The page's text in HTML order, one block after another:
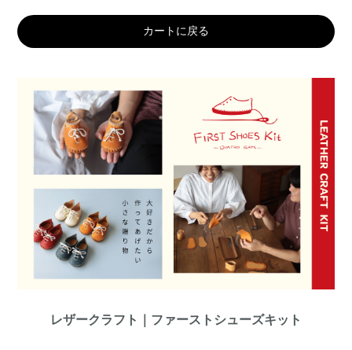
カートに戻る
レザークラフト｜ファーストシューズキット